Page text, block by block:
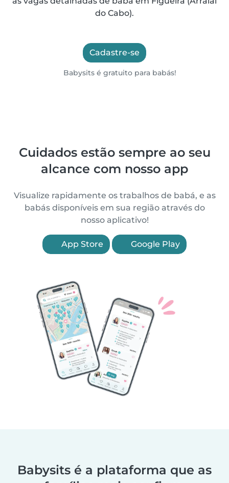
do Cabo).
Cadastre-se
Babysits é gratuito para babás!
Cuidados estão sempre ao seu
alcance com nosso app
Visualize rapidamente os trabalhos de babá, e as
babás disponíveis em sua região através do
nosso aplicativo!
App Store Google Play
Babysits é a plataforma que as